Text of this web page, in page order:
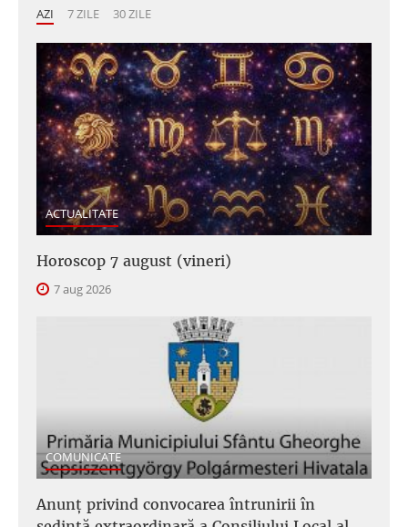
AZI 7 ZILE 30 ZILE
ACTUALITATE
Horoscop 7 august (vineri)
7 aug 2026
COMUNICATE
Anunţ privind convocarea întrunirii în